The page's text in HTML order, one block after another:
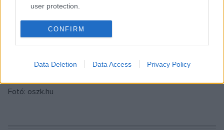
user protection.
CONFIRM
Data Deletion Data Access Privacy Policy
valamint városok szegénységgel sújtott részein élők ?
számára is.
Forrás: MTI
Fotó: oszk.hu